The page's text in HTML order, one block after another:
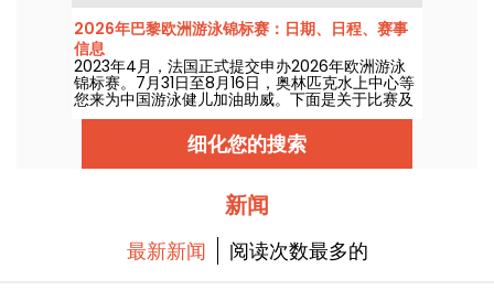
2026年巴黎欧洲游泳锦标赛：日期、日程、赛事
信息
2023年4月，法国正式提交申办2026年欧洲游泳
锦标赛。7月31日至8月16日，奥林匹克水上中心等
您来为中国游泳健儿加油助威。下面是关于比赛及
各项赛程的全部信息！
细化您的搜索
新闻
最新新闻 阅读次数最多的